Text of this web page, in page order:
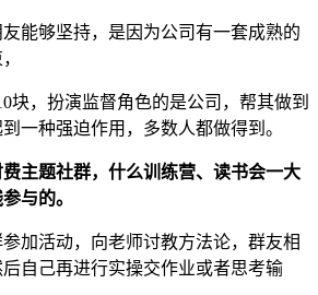
能够坚持，是因为公司有一套成熟的
块，扮演监督角色的是公司，帮其做到
一种强迫作用，多数人都做得到。
主题社群，什么训练营、读书会一大
与的。
加活动，向老师讨教方法论，群友相
自己再进行实操交作业或者思考输